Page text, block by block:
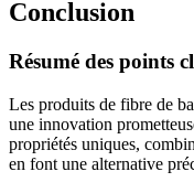
Conclusion
Résumé des points
Les produits de fibre de
une innovation
propriétés uniques,
en font une alternative